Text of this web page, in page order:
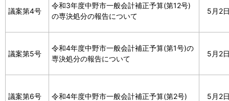
議案第4号
令和3年度中野市一般会計補正予算(第12号)
の専決処分の報告について
5月2
議案第5号
令和4年度中野市一般会計補正予算(第1号)の
専決処分の報告について
5月2
議案第6号 令和4年度中野市一般会計補正予算(第2号) 5月2